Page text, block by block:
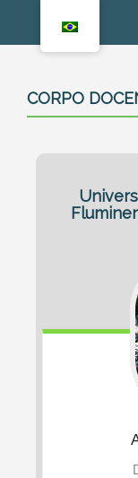
CORPO